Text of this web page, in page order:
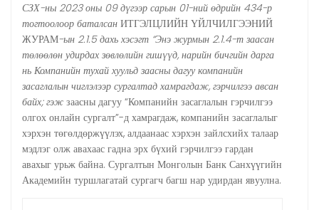
СЗХ-ны 2023 оны 09 дүгээр сарын 01-ний өдрийн 434-р
тогтоолоор баталсан ИТГЭЛЦЛИЙН ҮЙЛЧИЛГЭЭНИЙ
ЖУРАМ-ын 2.1.5 дахь хэсэгт “Энэ журмын 2.1.4-т заасан
төлөөлөн удирдах зөвлөлийн гишүүд, нарийн бичгийн дарга
нь Компанийн тухай хуульд заасны дагуу компанийн
засаглалын чиглэлээр сургалтад хамрагдаж, гэрчилгээ авсан
байх; гэж заасны дагуу “Компанийн засаглалын гэрчилгээ
олгох онлайн сургалт”-д хамрагдаж, компанийн засаглалыг
хэрхэн төгөлдөржүүлэх, алдаанаас хэрхэн зайлсхийх талаар
мэдлэг олж авахаас гадна эрх бүхий гэрчилгээ гардан
авахыг урьж байна. Сургалтын Монголын Банк Санхүүгийн
Академийн туршлагатай сургагч багш нар удирдан явуулна.